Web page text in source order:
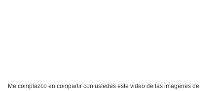
Me complazco en compartir con ustedes este video de las imagenes de